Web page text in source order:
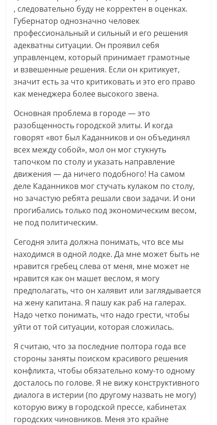
, следовательно буду не корректен в оценках.
Губернатор однозначно человек
профессиональный и сильный и его решения
адекватны ситуации. Он проявил себя
управленцем, который принимает грамотные
и взвешенные решения. Если он критикует,
значит есть за что критиковать и это его право
как менеджера более высокого звена.
Основная проблема в городе — это
разобщенность городской элиты. И когда
говорят «вот был Каданников и он объединял
всех между собой», мол он мог стукнуть
тапочком по столу и указать направление
движения — да ничего подобного! На самом
деле Каданников мог стучать кулаком по столу,
но зачастую ребята решали свои задачи. И они
прогибались только под экономическим весом,
не под политическим.
Сегодня элита должна понимать, что все мы
находимся в одной лодке. Да мне может быть не
нравится гребец слева от меня, мне может не
нравится как он машет веслом, я могу
предполагать, что он халявит или заглядывается
на жену капитана. Я пашу как раб на галерах.
Надо четко понимать, что надо грести, чтобы
уйти от той ситуации, которая сложилась.
Я считаю, что за последние полтора года все
стороны заняты поиском красивого решения
конфликта, чтобы обязательно кому-то одному
досталось по голове. Я не вижу конструктивного
диалога в истерии (по другому назвать не могу)
которую вижу в городской прессе, кабинетах
городских чиновников. Меня это крайне